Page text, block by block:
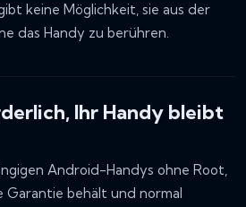
keine Möglichkeit, sie aus der
das Handy zu berühren.
Ihr Handy bleibt
Android-Handys ohne Root,
Garantie behält und normal